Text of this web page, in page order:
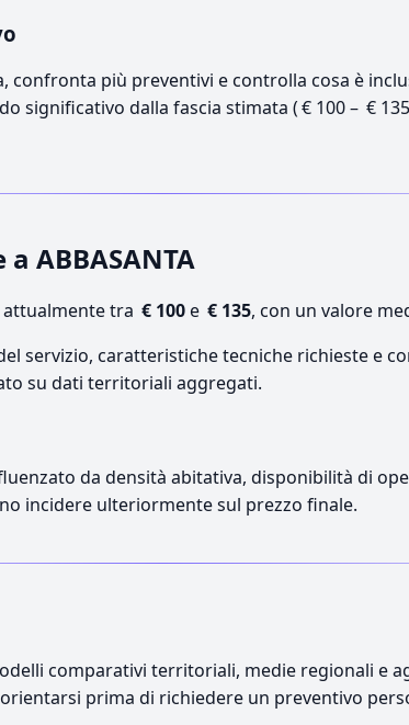
confronta più preventivi e controlla cosa è
significativo dalla fascia stimata ( € 100 – €
ABBASANTA
attualmente tra € 100e € 135, con un valore
servizio, caratteristiche tecniche richieste e
su dati territoriali aggregati.
da densità abitativa, disponibilità di
incidere ulteriormente sul prezzo finale.
comparativi territoriali, medie regionali e
prima di richiedere un preventivo